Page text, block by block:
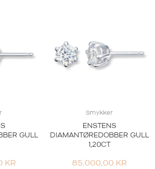
GULL
KR
Smykker
ENSTENS
DIAMANTØREDOBBER GULL
1,20CT
85.000,00 KR